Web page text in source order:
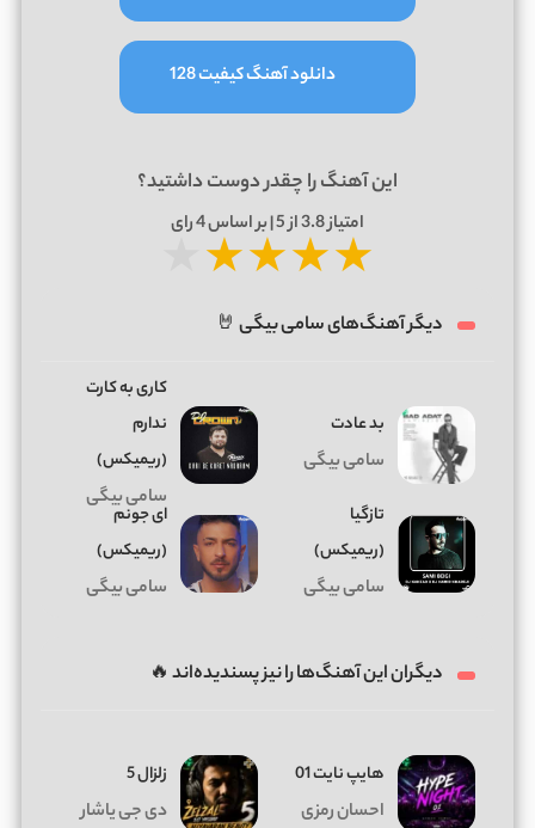
دانلود آهنگ کیفیت 128
این آهنگ را چقدر دوست داشتید؟
امتیاز3.8از 5 | بر اساس 4رای
★★★★
دیگر آهنگ‌های سامی بیگی 🤘
بد عادت
سامی بیگی
کاری به کارت
ندارم
(ریمیکس)
سامی بیگی
تازگیا
(ریمیکس)
سامی بیگی
ای جونم
(ریمیکس)
سامی بیگی
دیگران این آهنگ‌ها را نیز پسندیده‌اند 🔥
هایپ نایت 01
احسان رمزی
زلزال 5
دی جی یاشار